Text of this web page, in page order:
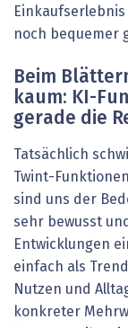
noch bequemer
Beim
kaum: KI-
gerade die
Tatsächlich
Twint-
sind uns der
sehr bewusst
Entwicklungen
einfach als
Nutzen und
konkreter